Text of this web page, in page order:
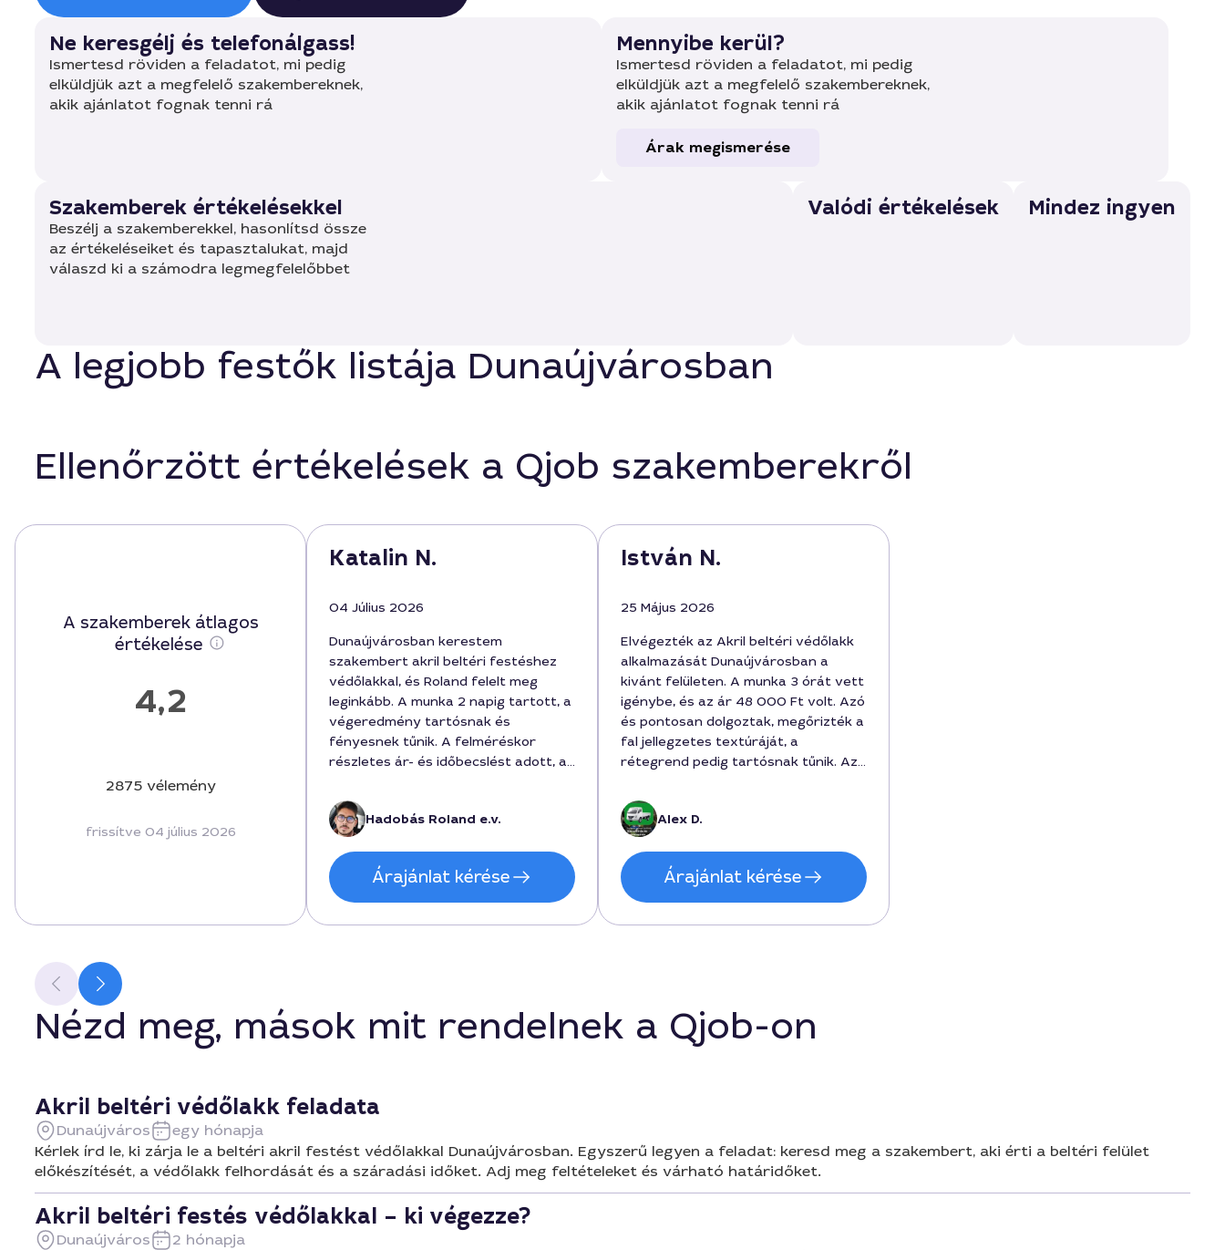
Ne keresgélj és telefonálgass!
Ismertesd röviden a feladatot, mi pedig
elküldjük azt a megfelelő szakembereknek,
akik ajánlatot fognak tenni rá
Mennyibe kerül?
Ismertesd röviden a feladatot, mi pedig
elküldjük azt a megfelelő szakembereknek,
akik ajánlatot fognak tenni rá
Árak megismerése
Szakemberek értékelésekkel
Beszélj a szakemberekkel, hasonlítsd össze
az értékeléseiket és tapasztalukat, majd
válaszd ki a számodra legmegfelelőbbet
Valódi értékelések Mindez ingyen
A legjobb festők listája Dunaújvárosban
Ellenőrzött értékelések a Qjob szakemberekről
A szakemberek átlagos
értékelése
4,2
2875 vélemény
frissítve 04 július 2026
Katalin N.
04 Július 2026
Dunaújvárosban kerestem
szakembert akril beltéri festéshez
védőlakkal, és Roland felelt meg
leginkább. A munka 2 napig tartott, a
végeredmény tartósnak és
fényesnek tűnik. A felméréskor
részletes ár- és időbecslést adott, a
betartotta az egyeztetett
menetrendet. A védelem érdekében
a lakk ára 180000 forint volt, de a
Hadobás Roland e.v.
Árajánlat kérése
István N.
25 Május 2026
Elvégezték az Akril beltéri védőlakk
alkalmazását Dunaújvárosban a
kivánt felületen. A munka 3 órát vett
igénybe, és az ár 48 000 Ft volt. Azó
és pontosan dolgoztak, megőrizték a
fal jellegzetes textúráját, a
rétegrend pedig tartósnak tűnik. Az
tanácsok hasznosak.
Alex D.
Árajánlat kérése
Nézd meg, mások mit rendelnek a Qjob-on
Akril beltéri védőlakk feladata
Dunaújváros
egy hónapja
Kérlek írd le, ki zárja le a beltéri akril festést védőlakkal Dunaújvárosban. Egyszerű legyen a feladat: keresd meg a szakembert, aki érti a beltéri felület
előkészítését, a védőlakk felhordását és a száradási időket. Adj meg feltételeket és várható határidőket.
Akril beltéri festés védőlakkal – ki végezze?
Dunaújváros
2 hónapja